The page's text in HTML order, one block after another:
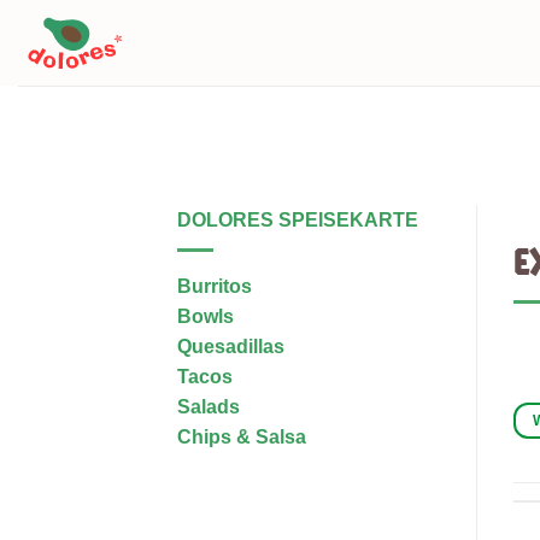
content
DOLORES SPEISEKARTE
Burritos
Bowls
Quesadillas
Tacos
Salads
Chips & Salsa